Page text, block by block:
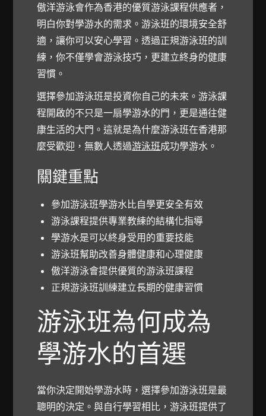
傲洋游泳會作為香港的優質游泳課程供應者，
明白你對學游水的需求。游泳班的環境安全舒
適，讓你可以安心學習。透過正規游泳班的訓
練，你不僅學會游泳技巧，更建立終身的健康
習慣。
選擇參加游泳班是投資你自己的未來。游泳課
程開啟的不只是一扇學游水的門，更是通往健
康生活的大門。這就是為什麼游泳班在香港那
麼受歡迎，無數人透過游泳班成功學游水。
關鍵重點
參加游泳班學游水比自學更安全有效
游泳課程提供專業教練的結構化指導
學游水是可以終身受用的重要技能
游泳班幫助改善身體健康和心理健康
傲洋游泳會提供優質的游泳班課程
正規游泳班訓練建立長期的健康習慣
游泳班為何成為
學游水的首選
當你決定開始學游水時，選擇參加游泳班是最
聰明的決定。與自行學習相比，游泳班提供了